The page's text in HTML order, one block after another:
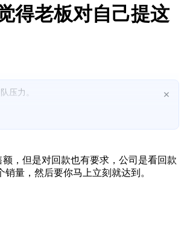
得老板对自己提这
×
压力。
，但是对回款也有要求，公司是看回款
量，然后要你马上立刻就达到。